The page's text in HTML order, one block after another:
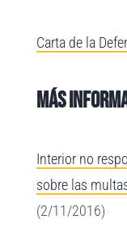
Carta de la
Más
Interior no
sobre las
(2/11/2016)